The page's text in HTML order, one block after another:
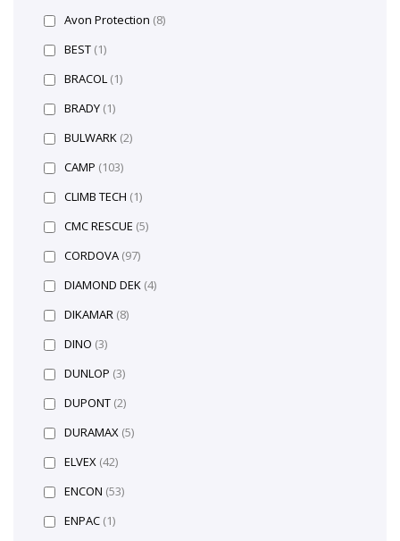
Avon Protection (8)
BEST (1)
BRACOL (1)
BRADY (1)
BULWARK (2)
CAMP (103)
CLIMB TECH (1)
CMC RESCUE (5)
CORDOVA (97)
DIAMOND DEK (4)
DIKAMAR (8)
DINO (3)
DUNLOP (3)
DUPONT (2)
DURAMAX (5)
ELVEX (42)
ENCON (53)
ENPAC (1)